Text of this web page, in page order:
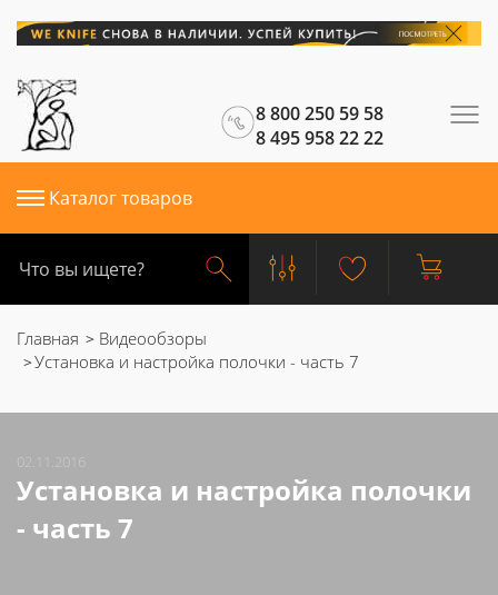
8 800 250 59 58
8 495 958 22 22
Каталог товаров
Главная
Видеообзоры
Установка и настройка полочки - часть 7
02.11.2016
Установка и настройка полочки
- часть 7